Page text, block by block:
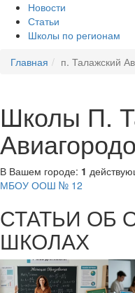
Новости
Статьи
Школы по регионам
Главная
п. Талажский
Школы П.
В Вашем городе: 1
МБОУ ООШ № 12
СТАТЬИ ОБ
ШКОЛАХ